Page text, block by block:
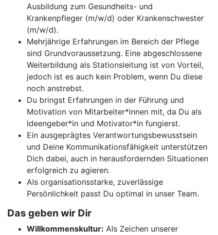
Ausbildung zum Gesundheits- und
Krankenpfleger (m/w/d) oder Krankenschwester
(m/w/d).
Mehrjährige Erfahrungen im Bereich der Pflege
sind Grundvoraussetzung. Eine abgeschlossene
Weiterbildung als Stationsleitung ist von Vorteil,
jedoch ist es auch kein Problem, wenn Du diese
noch anstrebst.
Du bringst Erfahrungen in der Führung und
Motivation von Mitarbeiter*innen mit, da Du als
Ideengeber*in und Motivator*in fungierst.
Ein ausgeprägtes Verantwortungsbewusstsein
und Deine Kommunikationsfähigkeit unterstützen
Dich dabei, auch in herausfordernden Situationen
erfolgreich zu agieren.
Als organisationsstarke, zuverlässige
Persönlichkeit passt Du optimal in unser Team.
Das geben wir Dir
Willkommenskultur: Als Zeichen unserer